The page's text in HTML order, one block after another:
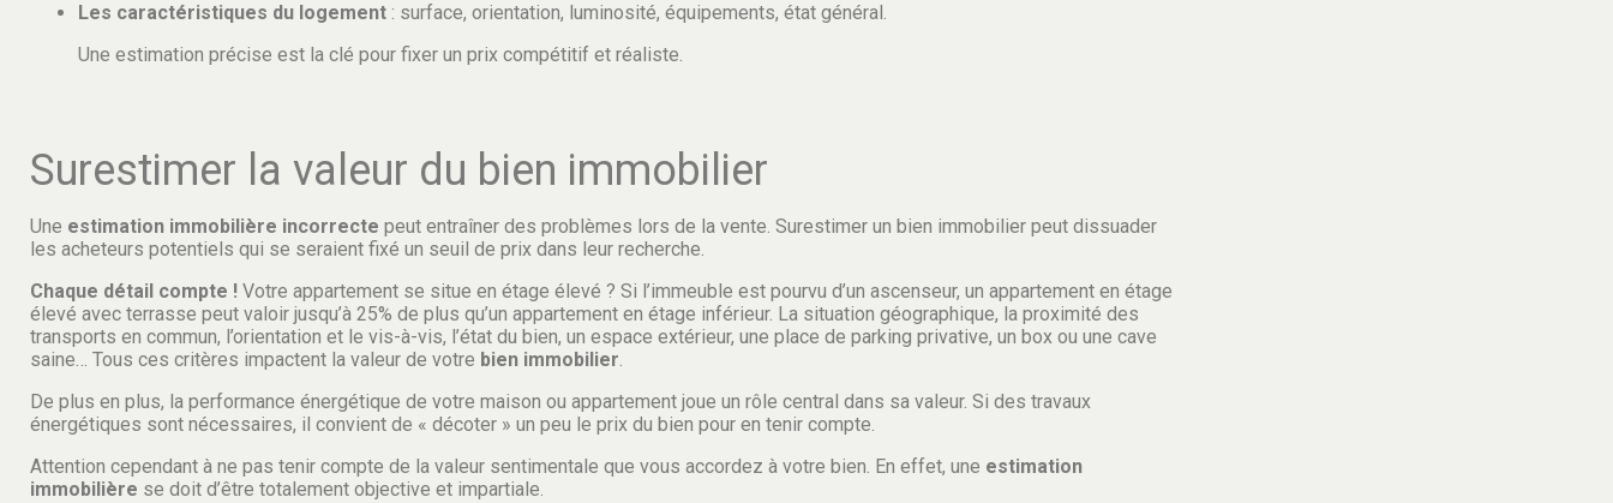
Les caractéristiques du logement : surface, orientation, luminosité, équipements, état général.
Une estimation précise est la clé pour fixer un prix compétitif et réaliste.
Surestimer la valeur du bien immobilier
Une estimation immobilière incorrecte peut entraîner des problèmes lors de la vente. Surestimer un bien immobilier peut dissuader
les acheteurs potentiels qui se seraient fixé un seuil de prix dans leur recherche.
Chaque détail compte ! Votre appartement se situe en étage élevé ? Si l’immeuble est pourvu d’un ascenseur, un appartement en étage
élevé avec terrasse peut valoir jusqu’à 25% de plus qu’un appartement en étage inférieur. La situation géographique, la proximité des
transports en commun, l’orientation et le vis-à-vis, l’état du bien, un espace extérieur, une place de parking privative, un box ou une cave
saine… Tous ces critères impactent la valeur de votre bien immobilier.
De plus en plus, la performance énergétique de votre maison ou appartement joue un rôle central dans sa valeur. Si des travaux
énergétiques sont nécessaires, il convient de « décoter » un peu le prix du bien pour en tenir compte.
Attention cependant à ne pas tenir compte de la valeur sentimentale que vous accordez à votre bien. En effet, une estimation
immobilière se doit d’être totalement objective et impartiale.